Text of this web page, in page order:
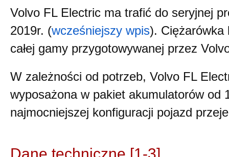
Volvo FL Electric ma trafić do seryjnej
2019r. (wcześniejszy wpis). Ciężarówka
całej gamy przygotowywanej przez
W zależności od potrzeb, Volvo FL
wyposażona w pakiet akumulatorów od
najmocniejszej konfiguracji pojazd